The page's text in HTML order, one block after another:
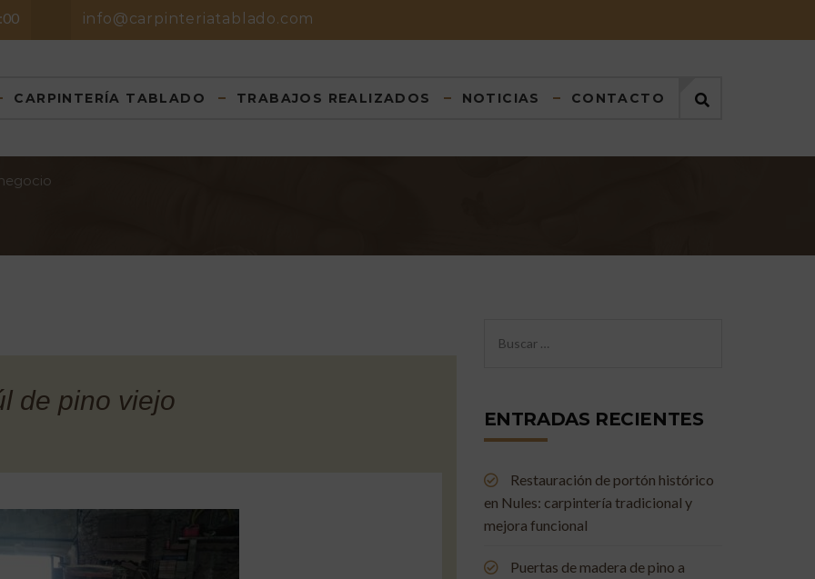
info@carpinteriatablado.com
CARPINTERÍA TABLADO TRABAJOS REALIZADOS NOTICIAS CONTACTO
de pino viejo
ENTRADAS RECIENTES
Restauración de portón histórico
en Nules: carpintería tradicional y
mejora funcional
Puertas de madera de pino a